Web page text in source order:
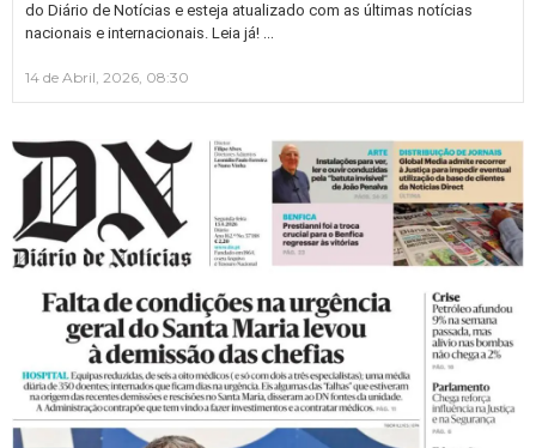
do Diário de Notícias e esteja atualizado com as últimas notícias
nacionais e internacionais. Leia já! …
14 de Abril, 2026, 08:30